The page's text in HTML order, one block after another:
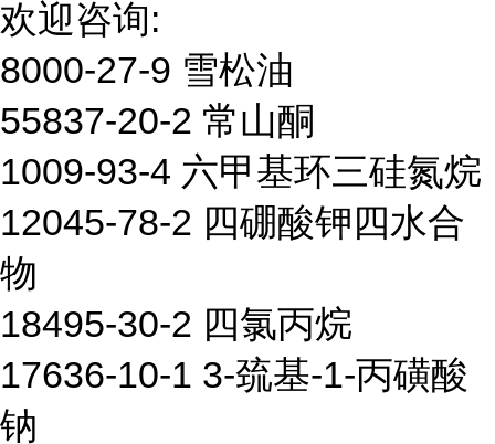
欢迎咨询:
8000-27-9 雪松油
55837-20-2 常山酮
1009-93-4 六甲基环三硅氮烷
12045-78-2 四硼酸钾四水合
物
18495-30-2 四氯丙烷
17636-10-1 3-巯基-1-丙磺酸
钠